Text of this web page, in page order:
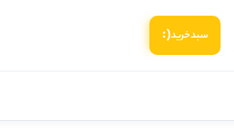
سبد‌خرید(: